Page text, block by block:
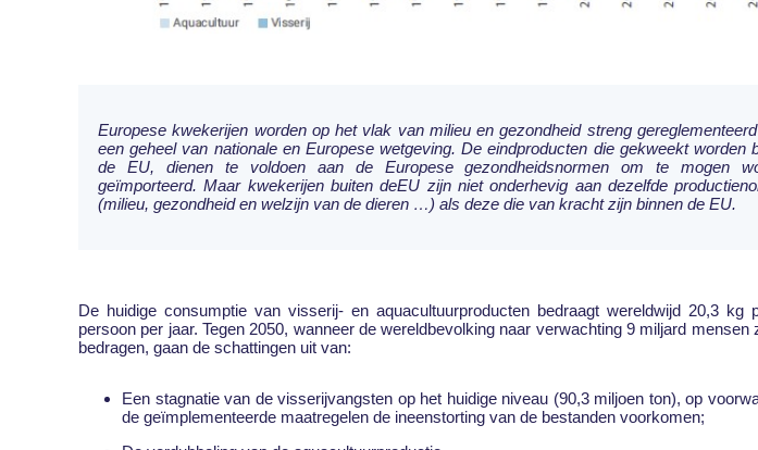
Europese kwekerijen worden op het vlak van milieu en gezondheid streng
een geheel van nationale en Europese wetgeving. De eindproducten die gekweekt worden
de EU, dienen te voldoen aan de Europese gezondheidsnormen om te mogen
geïmporteerd. Maar kwekerijen buiten deEU zijn niet onderhevig aan dezelfde
(milieu, gezondheid en welzijn van de dieren …) als deze die van kracht zijn binnen de EU.
De huidige consumptie van visserij- en aquacultuurproducten bedraagt wereldwijd 20,3 kg
persoon per jaar. Tegen 2050, wanneer de wereldbevolking naar verwachting 9 miljard mensen
bedragen, gaan de schattingen uit van:
Een stagnatie van de visserijvangsten op het huidige niveau (90,3 miljoen ton), op
de geïmplementeerde maatregelen de ineenstorting van de bestanden voorkomen;